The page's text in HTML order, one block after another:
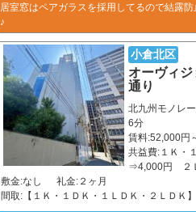
居室窓はペアガラスを採用してるので結露
♪
小倉北区
オーヴィ
通り
北九州モノレ
6分
賃料:52,000円
共益費:１Ｋ・
⇒4,000円 ２
敷金:なし
礼金:２ヶ月
間取:【１Ｋ・１ＤＫ・１ＬＤＫ・２ＬＤＫ】